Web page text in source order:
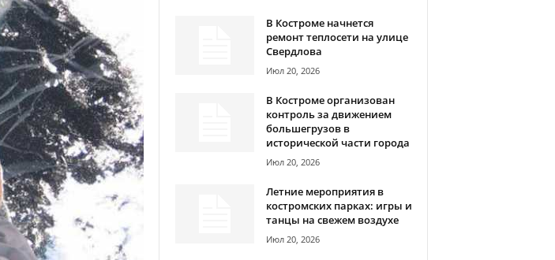
В Костроме начнется
ремонт теплосети на улице
Свердлова
Июл 20, 2026
В Костроме организован
контроль за движением
большегрузов в
исторической части города
Июл 20, 2026
Летние мероприятия в
костромских парках: игры и
танцы на свежем воздухе
Июл 20, 2026